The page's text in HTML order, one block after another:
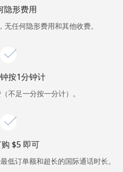
登录
使用
隐形费用
任何隐形费用和其他收费。
按1分钟计
不足一分按一分计）。
⁦$5⁩ 即可
低订单额和超长的国际通话时长。